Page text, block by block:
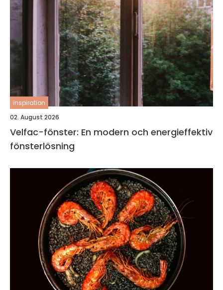
inspiration
02. August 2026
Velfac-fönster: En modern och energieffektiv
fönsterlösning